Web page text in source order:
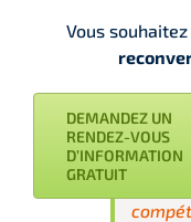
Vous souhaitez
DEMANDEZ UN
RENDEZ-VOUS
D’INFORMATION
GRATUIT
Praxis
est un